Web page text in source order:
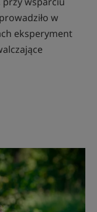
w
eksperyment